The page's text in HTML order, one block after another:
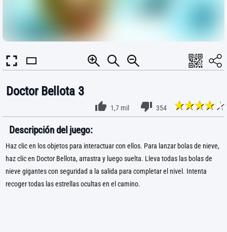
Doctor Bellota 3
1,7 mil 354
Descripción del juego:
Haz clic en los objetos para interactuar con ellos. Para lanzar bolas de nieve,
haz clic en Doctor Bellota, arrastra y luego suelta. Lleva todas las bolas de
nieve gigantes con seguridad a la salida para completar el nivel. Intenta
recoger todas las estrellas ocultas en el camino.